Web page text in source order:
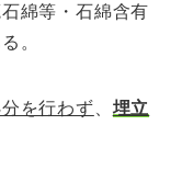
綿等・石綿含有
。
分を行わず
埋立